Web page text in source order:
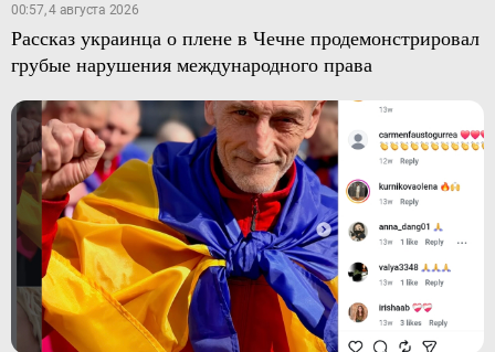
00:57, 4 августа 2026
Рассказ украинца о плене в Чечне продемонстрировал
грубые нарушения международного права